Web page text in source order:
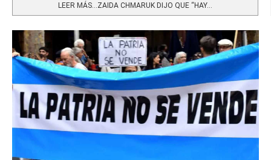
LEER MÁS…ZAIDA CHMARUK DIJO QUE “HAY...